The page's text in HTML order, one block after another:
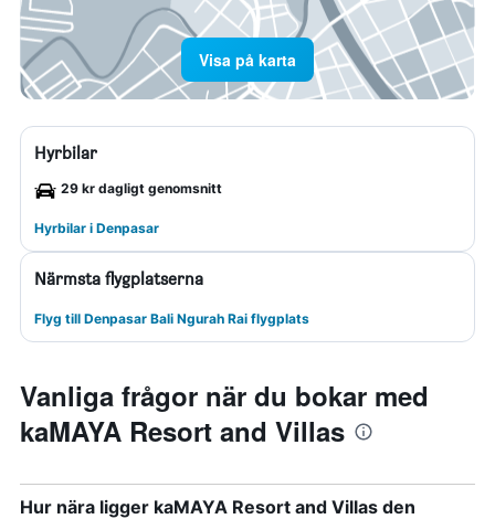
Visa på karta
Hyrbilar
29 kr dagligt genomsnitt
Hyrbilar i Denpasar
Närmsta flygplatserna
Flyg till Denpasar Bali Ngurah Rai flygplats
Vanliga frågor när du bokar med
kaMAYA Resort and Villas
Hur nära ligger kaMAYA Resort and Villas den